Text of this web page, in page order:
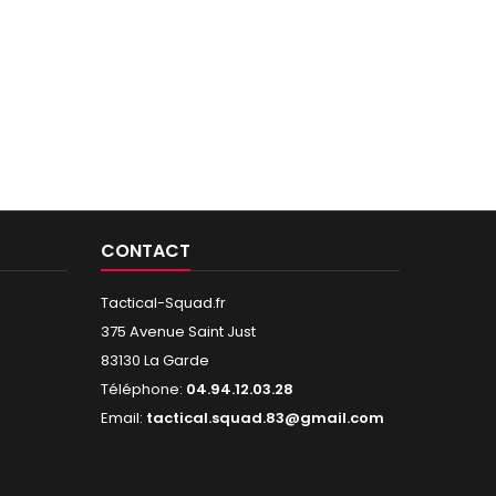
CONTACT
Tactical-Squad.fr
375 Avenue Saint Just
83130 La Garde
Téléphone: 04.94.12.03.28
Email: tactical.squad.83@gmail.com